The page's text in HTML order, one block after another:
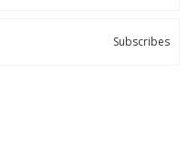
Subscribes